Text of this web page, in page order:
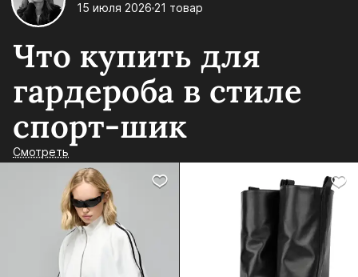
15 июля 2026 21 товар
Что купить для
гардероба в стиле
спорт-шик
Смотреть